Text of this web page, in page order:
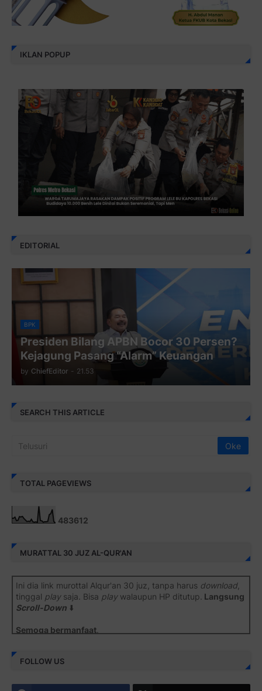
IKLAN POPUP
EDITORIAL
BPK
Presiden Bilang APBN Bocor 30 Persen?
Kejagung Pasang “Alarm” Keuangan
by ChiefEditor - 21.53
SEARCH THIS ARTICLE
TOTAL PAGEVIEWS
483612
MURATTAL 30 JUZ AL-QUR'AN
Ini dia link murottal Alqur'an 30 juz, tanpa harus download,
tinggal playsaja. Bisa playwalaupun HP ditutup. Langsung
Scroll-Down ⬇️
Semoga bermanfaat
Juz 1 ⇨
FOLLOW US